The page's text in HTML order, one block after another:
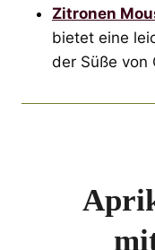
Zitronen
bietet eine
der Süße von